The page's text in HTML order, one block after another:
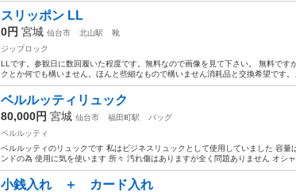
スリッポン LL
0円 宮城 仙台市 北山駅
靴
ジップロック
LLです。参観日に数回履いた程度です。無料なので画像を見て下さい。 無料です
クとか何でも構いません。ほんと些細なもので構いません消耗品と交換希望です
ベルルッティリュック
80,000円 宮城 仙台市 福田町駅
バッグ
ベルルッティ
ベルルッティのリュックです 私はビジネスリュックとして使用していました 容量
ンドの為 使用に気を使います 所々 汚れ傷はありますが全く問題ありません オシ
小銭入れ ＋ カード入れ